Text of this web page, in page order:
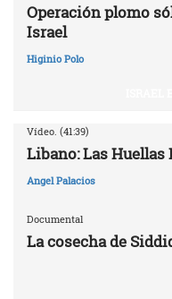
Operación plomo
Israel
Higinio Polo
Vídeo. (41:39)
Libano: Las Huellas
Angel Palacios
Documental
La cosecha de